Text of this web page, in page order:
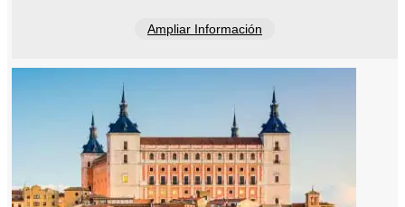
Ampliar Información